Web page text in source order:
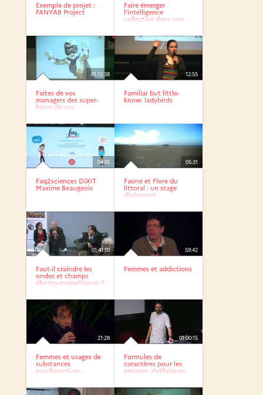
Exemple de projet :
FANYAB Project
Faire émerger
l’intelligence
collective dans une
01:12:38
Faites de vos
managers des super-
héros de vos
12:55
Familiar but little-
know: ladybirds
04:01
Faq2sciences DiXiT
Maxime Beaugeois
05:31
Faune et Flore du
littoral : un stage
diplomant
01:41:10
Faut-il craindre les
ondes et champs
électro-magnétiques ?
59:42
Femmes et addictions
21:28
Femmes et usages de
substances
psychoactives :
01:00:15
Formules de
caractères pour les
groupes algébriques